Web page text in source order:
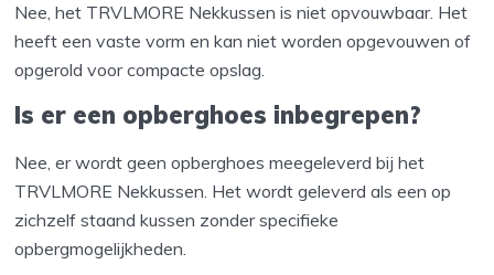
Nee, het TRVLMORE Nekkussen is niet opvouwbaar. Het
heeft een vaste vorm en kan niet worden opgevouwen of
opgerold voor compacte opslag.
Is er een opberghoes inbegrepen?
Nee, er wordt geen opberghoes meegeleverd bij het
TRVLMORE Nekkussen. Het wordt geleverd als een op
zichzelf staand kussen zonder specifieke
opbergmogelijkheden.